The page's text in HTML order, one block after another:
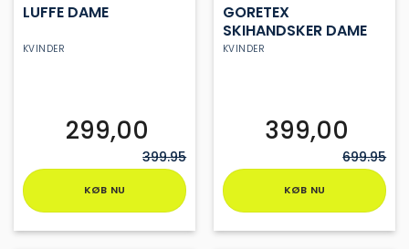
KVINDER
LUFFE DAME
KØB NU
399.95
299,00
KVINDER
GORETEX
SKIHANDSKER DAME
KØB NU
699.95
399,00